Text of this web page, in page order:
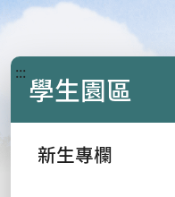
::: 學生園區
新生專欄